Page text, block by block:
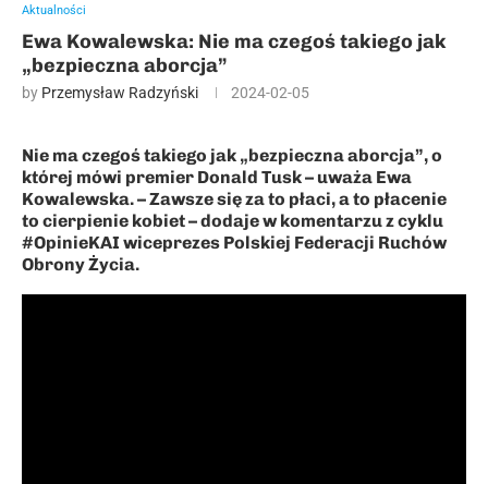
Aktualności
Ewa Kowalewska: Nie ma czegoś takiego jak
„bezpieczna aborcja”
by Przemysław Radzyński 2024-02-05
Nie ma czegoś takiego jak „bezpieczna aborcja”, o
której mówi premier Donald Tusk – uważa Ewa
Kowalewska. – Zawsze się za to płaci, a to płacenie
to cierpienie kobiet – dodaje w komentarzu z cyklu
#OpinieKAI wiceprezes Polskiej Federacji Ruchów
Obrony Życia.